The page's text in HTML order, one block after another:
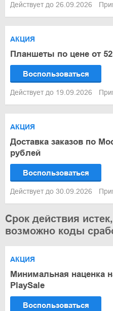
Действует до 26.09.2026
АКЦИЯ
Планшеты по цене от
Воспользоваться
Действует до 19.09.2026
АКЦИЯ
Доставка заказов по
рублей
Воспользоваться
Действует до 30.09.2026
Срок действия
возможно коды
АКЦИЯ
Минимальная наценка
PlaySale
Воспользоваться